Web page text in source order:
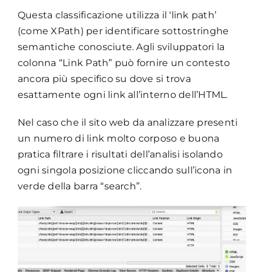
Questa classificazione utilizza il ‘link path’
(come XPath) per identificare sottostringhe
semantiche conosciute. Agli sviluppatori la
colonna “Link Path” può fornire un contesto
ancora più specifico su dove si trova
esattamente ogni link all’interno dell’HTML.
Nel caso che il sito web da analizzare presenti
un numero di link molto corposo e buona
pratica filtrare i risultati dell’analisi isolando
ogni singola posizione cliccando sull’icona in
verde della barra “search”.